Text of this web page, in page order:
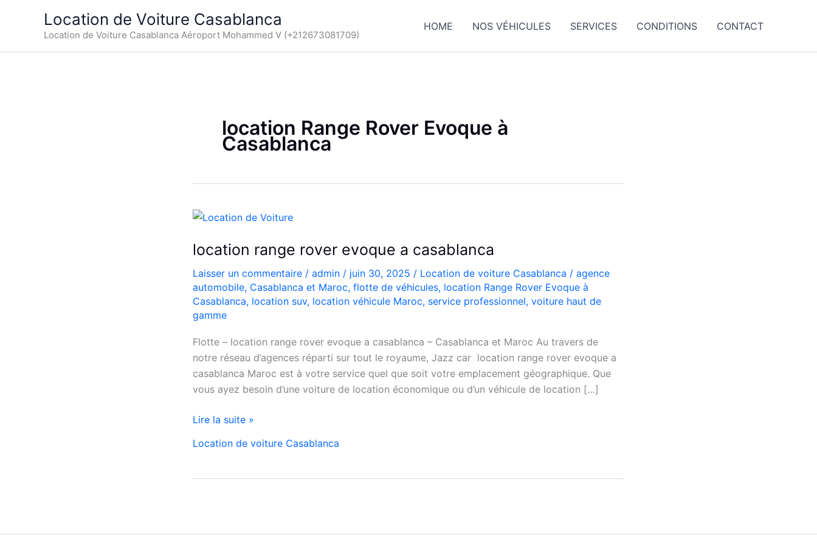
Location de Voiture Casablanca
Location de Voiture Casablanca Aéroport Mohammed V (+212673081709)
HOME NOS VÉHICULES SERVICES CONDITIONS CONTACT
location Range Rover Evoque à
Casablanca
location range rover evoque a casablanca
Laisser un commentaire / admin / juin 30, 2025 / Location de voiture Casablanca / agence
automobile, Casablanca et Maroc, flotte de véhicules, location Range Rover Evoque à
Casablanca, location suv, location véhicule Maroc, service professionnel, voiture haut de
gamme
Flotte – location range rover evoque a casablanca – Casablanca et Maroc Au travers de
notre réseau d’agences réparti sur tout le royaume, Jazz car location range rover evoque a
casablanca Maroc est à votre service quel que soit votre emplacement géographique. Que
vous ayez besoin d’une voiture de location économique ou d’un véhicule de location […]
location
rover
a
Lire la suite »
Location de voiture Casablanca